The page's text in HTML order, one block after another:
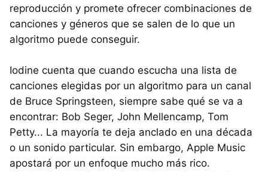
reproducción y promete ofrecer combinaciones de
canciones y géneros que se salen de lo que un
algoritmo puede conseguir.
Iodine cuenta que cuando escucha una lista de
canciones elegidas por un algoritmo para un canal
de Bruce Springsteen, siempre sabe qué se va a
encontrar: Bob Seger, John Mellencamp, Tom
Petty... La mayoría te deja anclado en una década
o un sonido particular. Sin embargo, Apple Music
apostará por un enfoque mucho más rico.